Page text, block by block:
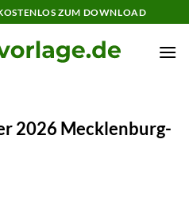
ZUM DOWNLOAD
2026 Mecklenburg-